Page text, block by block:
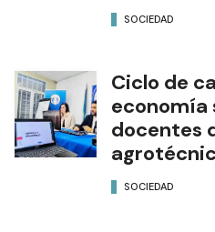
SOCIEDAD
Ciclo de
economía
docentes
SOCIEDAD